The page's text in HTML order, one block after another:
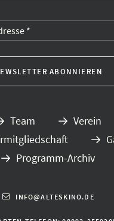
Team
Verein
Programm-Archiv
INFO@ALTESKINO.DE